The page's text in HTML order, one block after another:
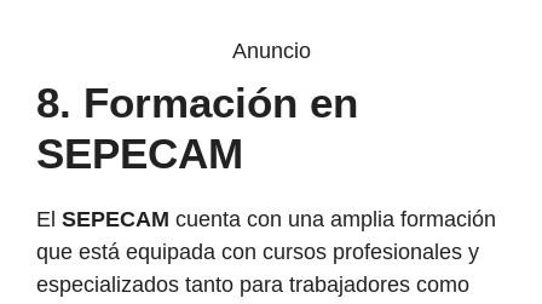
Anuncio
8. Formación en
SEPECAM
El SEPECAM cuenta con una amplia formación
que está equipada con cursos profesionales y
especializados tanto para trabajadores como